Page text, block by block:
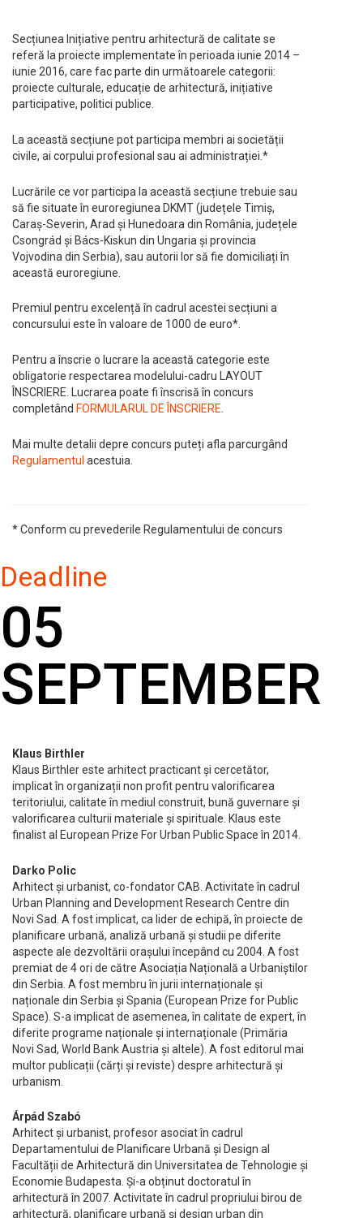
Secțiunea Inițiative pentru arhitectură de calitate se
referă la proiecte implementate în perioada iunie 2014 –
iunie 2016, care fac parte din următoarele categorii:
proiecte culturale, educație de arhitectură, inițiative
participative, politici publice.
La această secțiune pot participa membri ai societății
civile, ai corpului profesional sau ai administrației.*
Lucrările ce vor participa la această secțiune trebuie sau
să fie situate în euroregiunea DKMT (județele Timiș,
Caraș-Severin, Arad și Hunedoara din România, județele
Csongrád și Bács-Kiskun din Ungaria și provincia
Vojvodina din Serbia), sau autorii lor să fie domiciliați în
această euroregiune.
Premiul pentru excelență în cadrul acestei secțiuni a
concursului este în valoare de 1000 de euro*.
Pentru a înscrie o lucrare la această categorie este
obligatorie respectarea modelului-cadru LAYOUT
ÎNSCRIERE. Lucrarea poate fi înscrisă în concurs
completând FORMULARUL DE ÎNSCRIERE
Mai multe detalii depre concurs puteți afla parcurgând
Regulamentul acestuia.
* Conform cu prevederile Regulamentului de concurs
Deadline
05
SEPTEMBER
Klaus Birthler
Klaus Birthler este arhitect practicant și cercetător,
implicat în organizații non profit pentru valorificarea
teritoriului, calitate în mediul construit, bună guvernare și
valorificarea culturii materiale și spirituale. Klaus este
finalist al European Prize For Urban Public Space în 2014.
Darko Polic
Arhitect și urbanist, co-fondator CAB. Activitate în cadrul
Urban Planning and Development Research Centre din
Novi Sad. A fost implicat, ca lider de echipă, în proiecte de
planificare urbană, analiză urbană și studii pe diferite
aspecte ale dezvoltării orașului începând cu 2004. A fost
premiat de 4 ori de către Asociația Națională a Urbaniștilor
din Serbia. A fost membru în jurii internaționale și
naționale din Serbia și Spania (European Prize for Public
Space). S-a implicat de asemenea, în calitate de expert, în
diferite programe naționale și internaționale (Primăria
Novi Sad, World Bank Austria și altele). A fost editorul mai
multor publicații (cărți și reviste) despre arhitectură și
urbanism.
Árpád Szabó
Arhitect și urbanist, profesor asociat în cadrul
Departamentului de Planificare Urbană și Design al
Facultății de Arhitectură din Universitatea de Tehnologie și
Economie Budapesta. Și-a obținut doctoratul în
arhitectură în 2007. Activitate în cadrul propriului birou de
arhitectură, planificare urbană și design urban din